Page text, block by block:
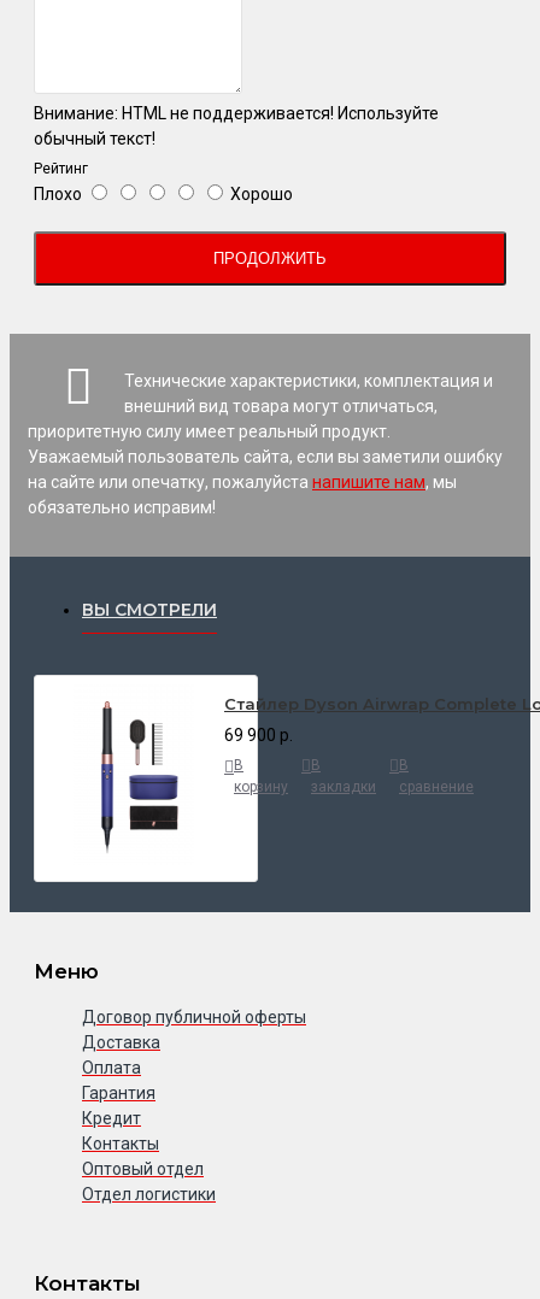
Внимание: HTML не поддерживается! Используйте
обычный текст!
Рейтинг
Плохо Хорошо
ПРОДОЛЖИТЬ
Технические характеристики, комплектация и
внешний вид товара могут отличаться,
приоритетную силу имеет реальный продукт.
Уважаемый пользователь сайта, если вы заметили ошибку
на сайте или опечатку, пожалуйста напишите нам, мы
обязательно исправим!
ВЫ СМОТРЕЛИ
Стайлер Dyson Airwrap Complete
69 900 р.
В
корзину
В
закладки
В
сравнение
Меню
Договор публичной оферты
Доставка
Оплата
Гарантия
Кредит
Контакты
Оптовый отдел
Отдел логистики
Контакты